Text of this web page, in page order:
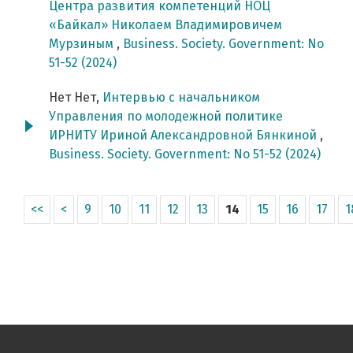
Центра развития компетенций НОЦ
«Байкал» Николаем Владимировичем
Мурзиным , Business. Society. Government: No
51-52 (2024)
Нет Нет, Интервью с начальником
Управления по молодежной политике
ИРНИТУ Ириной Александровной Бянкиной ,
Business. Society. Government: No 51-52 (2024)
<< < 9 10 11 12 13 14 15 16 17